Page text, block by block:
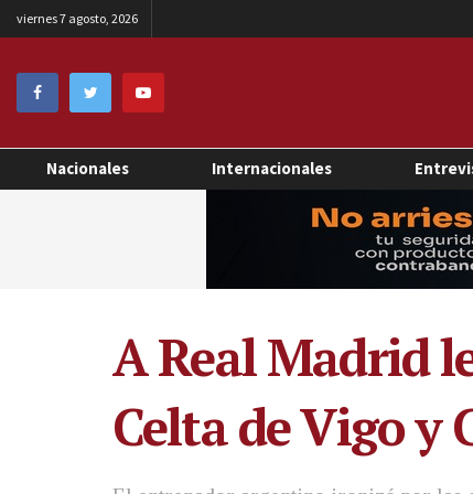
viernes 7 agosto, 2026
Nacionales Internacionales
A Real Madrid
Celta de Vigo y